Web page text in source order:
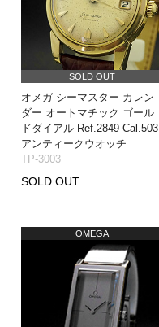
SOLD OUT
オメガ シーマスター カレン
ダー オートマチック ゴール
ドダイアル Ref.2849 Cal.503
アンティークウオッチ
TP-3003
SOLD OUT
OMEGA